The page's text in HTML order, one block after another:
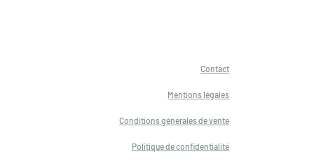
Contact
Mentions légales
Conditions générales de vente
Politique de confidentialité